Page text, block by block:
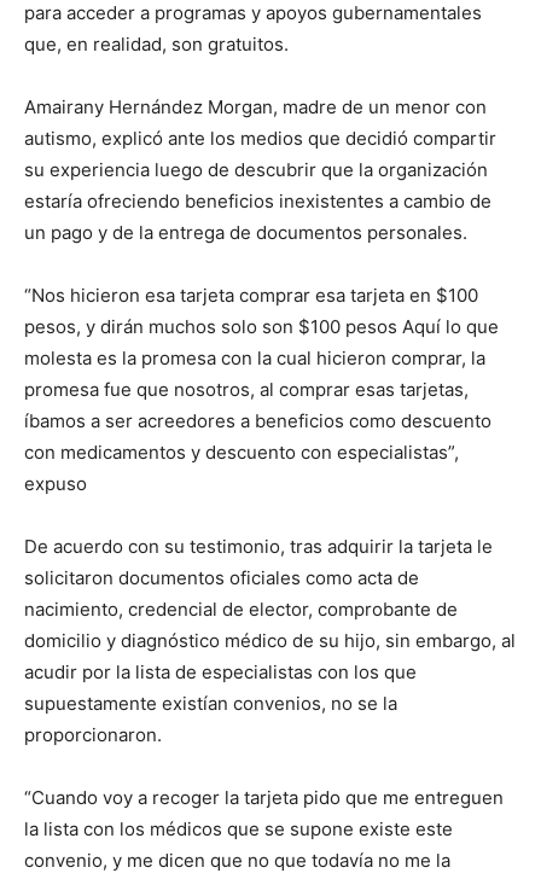
para acceder a programas y apoyos gubernamentales
que, en realidad, son gratuitos.
Amairany Hernández Morgan, madre de un menor con
autismo, explicó ante los medios que decidió compartir
su experiencia luego de descubrir que la organización
estaría ofreciendo beneficios inexistentes a cambio de
un pago y de la entrega de documentos personales.
“Nos hicieron esa tarjeta comprar esa tarjeta en $100
pesos, y dirán muchos solo son $100 pesos Aquí lo que
molesta es la promesa con la cual hicieron comprar, la
promesa fue que nosotros, al comprar esas tarjetas,
íbamos a ser acreedores a beneficios como descuento
con medicamentos y descuento con especialistas”,
expuso
De acuerdo con su testimonio, tras adquirir la tarjeta le
solicitaron documentos oficiales como acta de
nacimiento, credencial de elector, comprobante de
domicilio y diagnóstico médico de su hijo, sin embargo, al
acudir por la lista de especialistas con los que
supuestamente existían convenios, no se la
proporcionaron.
“Cuando voy a recoger la tarjeta pido que me entreguen
la lista con los médicos que se supone existe este
convenio, y me dicen que no que todavía no me la